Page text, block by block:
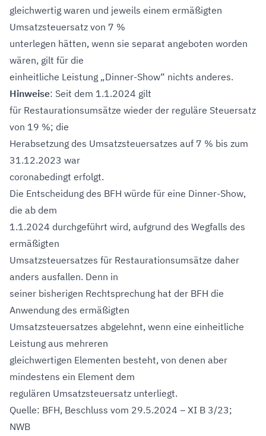
gleichwertig waren und jeweils einem ermäßigten
Umsatzsteuersatz von 7 %
unterlegen hätten, wenn sie separat angeboten worden
wären, gilt für die
einheitliche Leistung „Dinner-Show“ nichts anderes.
Hinweise: Seit dem 1.1.2024 gilt
für Restaurationsumsätze wieder der reguläre Steuersatz
von 19 %; die
Herabsetzung des Umsatzsteuersatzes auf 7 % bis zum
31.12.2023 war
coronabedingt erfolgt.
Die Entscheidung des BFH würde für eine Dinner-Show,
die ab dem
1.1.2024 durchgeführt wird, aufgrund des Wegfalls des
ermäßigten
Umsatzsteuersatzes für Restaurationsumsätze daher
anders ausfallen. Denn in
seiner bisherigen Rechtsprechung hat der BFH die
Anwendung des ermäßigten
Umsatzsteuersatzes abgelehnt, wenn eine einheitliche
Leistung aus mehreren
gleichwertigen Elementen besteht, von denen aber
mindestens ein Element dem
regulären Umsatzsteuersatz unterliegt.
Quelle: BFH, Beschluss vom 29.5.2024 – XI B 3/23;
NWB